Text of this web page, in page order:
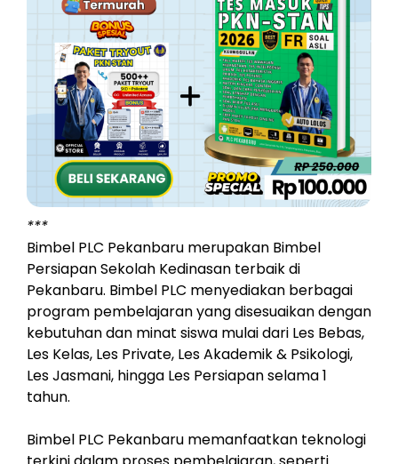
***
Bimbel PLC Pekanbaru merupakan Bimbel
Persiapan Sekolah Kedinasan terbaik di
Pekanbaru. Bimbel PLC menyediakan berbagai
program pembelajaran yang disesuaikan dengan
kebutuhan dan minat siswa mulai dari Les Bebas,
Les Kelas, Les Private, Les Akademik & Psikologi,
Les Jasmani, hingga Les Persiapan selama 1
tahun.
Bimbel PLC Pekanbaru memanfaatkan teknologi